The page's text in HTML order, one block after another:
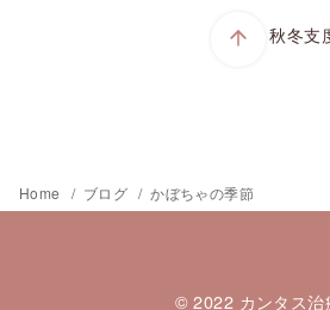
秋冬支
Home ブログ かぼちゃの季節
© 2022 カンタス治